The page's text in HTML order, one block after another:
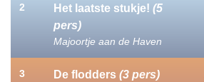
2 Het laatste stukje! (5
pers)
Majoortje aan de Haven
3 De flodders (3 pers)